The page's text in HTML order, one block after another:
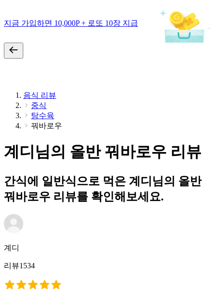
지금 가입하면 10,000P + 로또 10장 지급
음식 리뷰
중식
탕수육
꿔바로우
계디님의 올반 꿔바로우 리뷰
간식에 일반식으로 먹은 계디님의 올반
꿔바로우 리뷰를 확인해보세요.
계디
리뷰1534